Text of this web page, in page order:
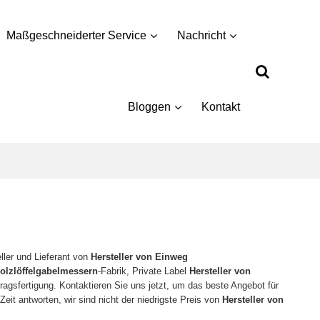
Maßgeschneiderter Service Nachricht
Bloggen Kontakt
und Lieferant vonHersteller von Einweg
-Fabrik, Private LabelHersteller von
Kontaktieren Sie uns jetzt, um das beste Angebot für
antworten, wir sind nicht der niedrigste Preis vonHersteller von